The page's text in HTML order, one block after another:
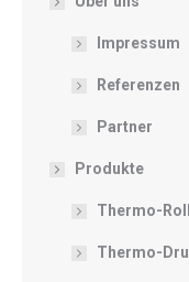
Impressum
Referenzen
Partner
Produkte
Thermo-
Thermo-